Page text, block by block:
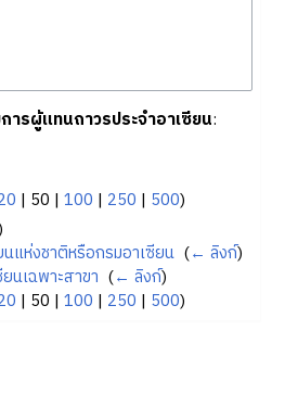
ารผู้แทนถาวรประจำอาเซียน:
| 50 | 100 | 250 | 500)
แห่งชาติหรือกรมอาเซียน (← ลิงก์)
นเฉพาะสาขา (← ลิงก์)
| 50 | 100 | 250 | 500)